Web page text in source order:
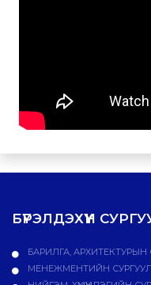
БҮРЭЛДЭХҮҮН
БАРИЛГА, АРХИТЕКТУРЫН
МЕНЕЖМЕНТИЙН